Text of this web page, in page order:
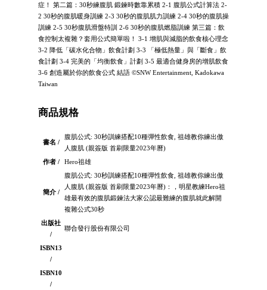
症！ 第二篇：30秒練腹肌 鍛鍊時數靠累積 2-1 腹肌公式計算法 2-
2 30秒的腹肌暖身訓練 2-3 30秒的腹肌肌力訓練 2-4 30秒的腹肌操
訓練 2-5 30秒腹肌滑盤特訓 2-6 30秒的腹肌燃脂訓練 第三篇：飲
食控制太複雜？套用公式簡單啦！ 3-1 增肌與減脂的飲食核心理念
3-2 降低「碳水化合物」飲食計劃 3-3 「極低熱量」與「斷食」飲
食計劃 3-4 完美的「均衡飲食」計劃 3-5 最適合健身房的增肌飲食
3-6 創造屬於你的飲食公式 結語 ©SNW Entertainment, Kadokawa
Taiwan
商品規格
書名 /
腹肌公式: 30秒訓練搭配10種彈性飲食, 祖雄教你練出傲
人腹肌 (親簽版 首刷限量2023年曆)
作者 /
Hero祖雄
簡介 /
腹肌公式: 30秒訓練搭配10種彈性飲食, 祖雄教你練出傲
人腹肌 (親簽版 首刷限量2023年曆)：，明星教練Hero祖
雄最有效的腹肌鍛鍊法大家公認最難練的腹肌就此解開
複雜公式30秒
出版社
/
聯合發行股份有限公司
ISBN13
/
ISBN10
/